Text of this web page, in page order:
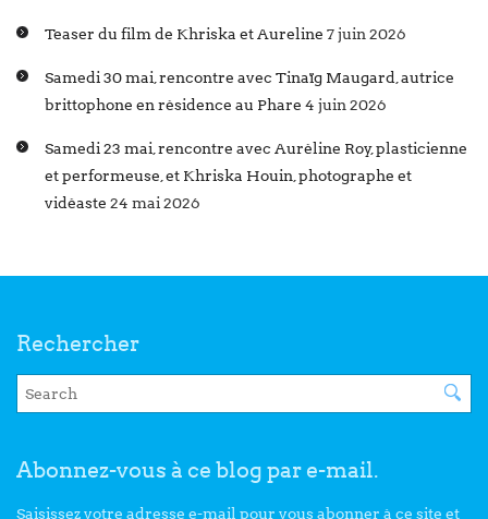
Teaser du film de Khriska et Aureline 7 juin 2026
Samedi 30 mai, rencontre avec Tinaïg Maugard, autrice
brittophone en résidence au Phare 4 juin 2026
Samedi 23 mai, rencontre avec Auréline Roy, plasticienne
et performeuse, et Khriska Houin, photographe et
vidéaste 24 mai 2026
Rechercher
Abonnez-vous à ce blog par e-mail.
Saisissez votre adresse e-mail pour vous abonner à ce site et